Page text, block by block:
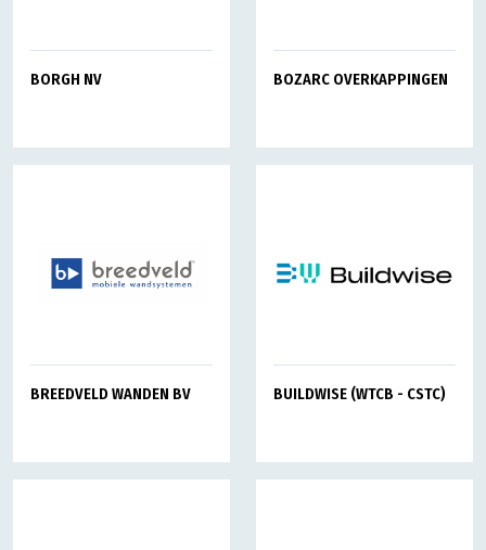
BORGH NV BOZARC OVERKAPPINGEN
BREEDVELD WANDEN BV BUILDWISE (WTCB - CSTC)